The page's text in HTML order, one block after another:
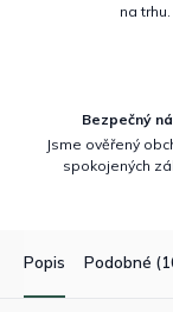
na trhu.
Bezpečný
Jsme ověřený
spokojených
Popis Podobné